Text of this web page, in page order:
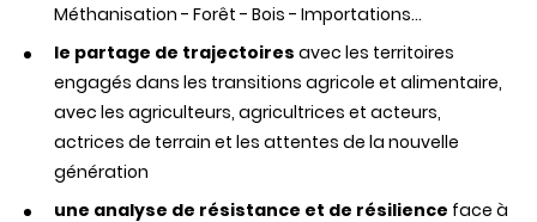
Méthanisation - Forêt - Bois - Importations...
le partage de trajectoires avec les territoires
engagés dans les transitions agricole et alimentaire,
avec les agriculteurs, agricultrices et acteurs,
actrices de terrain et les attentes de la nouvelle
génération
une analyse de résistance et de résilience face à